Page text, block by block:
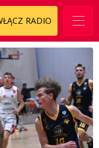
RADIO